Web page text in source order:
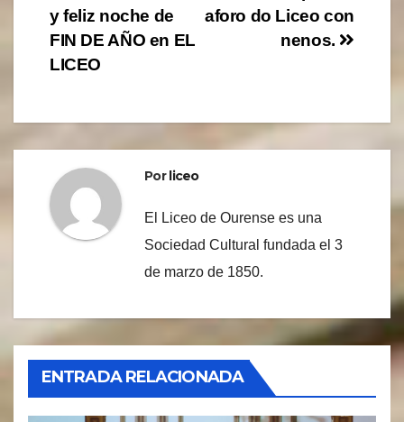
de
entradas
aforo do Liceo con
nenos.
y feliz noche de
FIN DE AÑO en EL
LICEO
Porliceo
El Liceo de Ourense es una
Sociedad Cultural fundada el 3
de marzo de 1850.
ENTRADA RELACIONADA